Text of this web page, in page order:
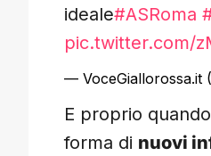
ideale#ASRoma
pic.twitter.com/
— VoceGiallorossa.it
E proprio
forma di nuovi